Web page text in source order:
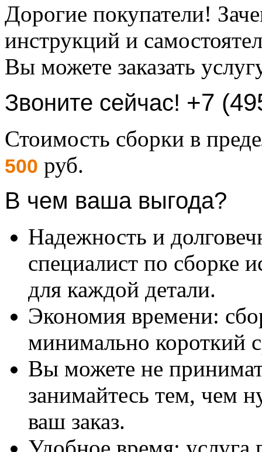
Дорогие покупатели!
инструкций и
Вы можете заказать
Звоните сейчас! +7
Стоимость сборки в
500 руб.
В чем ваша выгода?
Надежность и
специалист по сборке
для каждой детали.
Экономия времени:
минимально короткий
Вы можете не
занимайтесь тем, чем
ваш заказ.